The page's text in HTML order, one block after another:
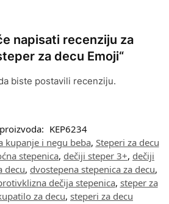
napisati recenziju za
za decu Emoji“
biste postavili recenziju.
KEP6234
kupanje i negu beba, Steperi za decu
stepenica, dečiji steper 3+, dečiji
decu, dvostepena stepenica za decu,
dečija stepenica, steper za
za decu, steperi za decu